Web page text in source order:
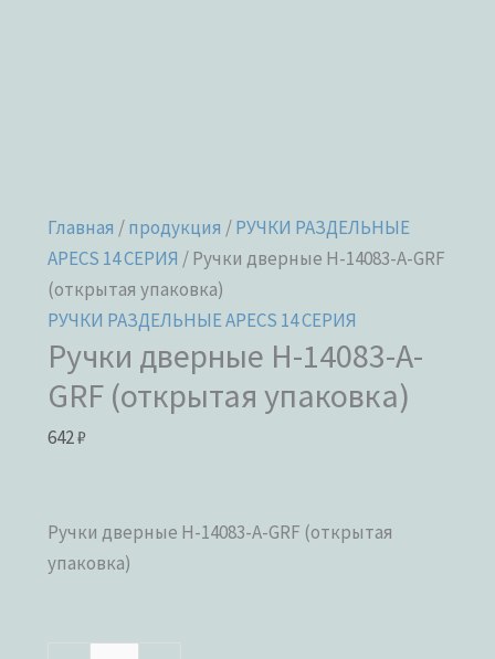
Главная /продукция /РУЧКИ РАЗДЕЛЬНЫЕ
APECS 14 СЕРИЯ / Ручки дверные H-14083-A-GRF
(открытая упаковка)
РУЧКИ РАЗДЕЛЬНЫЕ APECS 14 СЕРИЯ
Ручки дверные H-14083-A-
GRF (открытая упаковка)
642₽
Ручки дверные H-14083-A-GRF (открытая
упаковка)